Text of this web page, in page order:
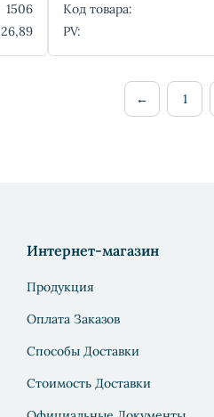
1506
26,89
Код товара:
PV:
← 1
Интернет-магазин
Продукция
Оплата Заказов
Способы Доставки
Стоимость Доставки